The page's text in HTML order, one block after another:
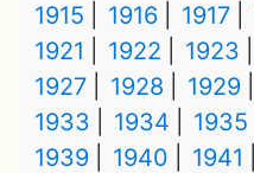
1915
1916 1917
1921
1922 1923
1927
1928 1929
1933
1934 1935
1939
1940 1941